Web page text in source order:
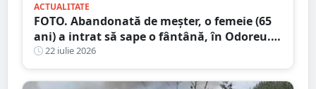
ACTUALITATE
FOTO. Abandonată de meșter, o femeie (65
ani) a intrat să sape o fântână, în Odoreu. A
rămas blocată
22 iulie 2026